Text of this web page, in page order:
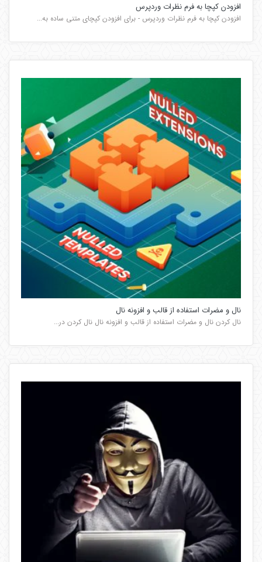
افزودن کپچا به فرم‌ نظرات وردپرس
افزودن کپچا به فرم‌ نظرات وردپرس - برای افزودن کپچای متنی ساده به...
نال و مضرات استفاده از قالب و افزونه نال
نال کردن نال و مضرات استفاده از قالب و افزونه نال نال کردن در...